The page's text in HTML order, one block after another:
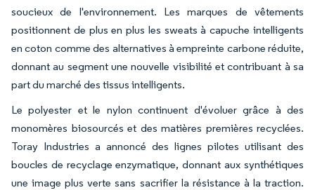
soucieux de l'environnement. Les marques de vêtements
positionnent de plus en plus les sweats à capuche intelligents
en coton comme des alternatives à empreinte carbone réduite,
donnant au segment une nouvelle visibilité et contribuant à sa
part du marché des tissus intelligents.
Le polyester et le nylon continuent d'évoluer grâce à des
monomères biosourcés et des matières premières recyclées.
Toray Industries a annoncé des lignes pilotes utilisant des
boucles de recyclage enzymatique, donnant aux synthétiques
une image plus verte sans sacrifier la résistance à la traction.